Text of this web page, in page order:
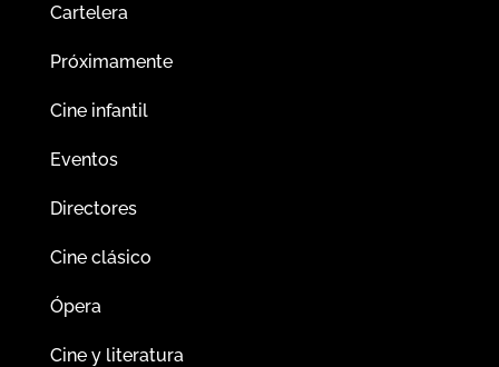
Cartelera
Próximamente
Cine infantil
Eventos
Directores
Cine clásico
Ópera
Cine y literatura